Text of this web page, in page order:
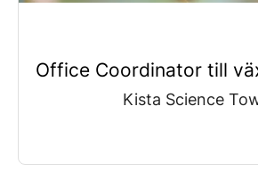
Office Coordinator till
Kista Science